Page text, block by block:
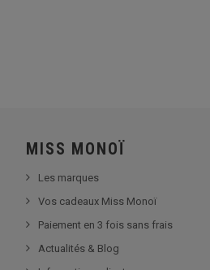
MISS MONOÏ
Les marques
Vos cadeaux Miss Monoï
Paiement en 3 fois sans frais
Actualités & Blog